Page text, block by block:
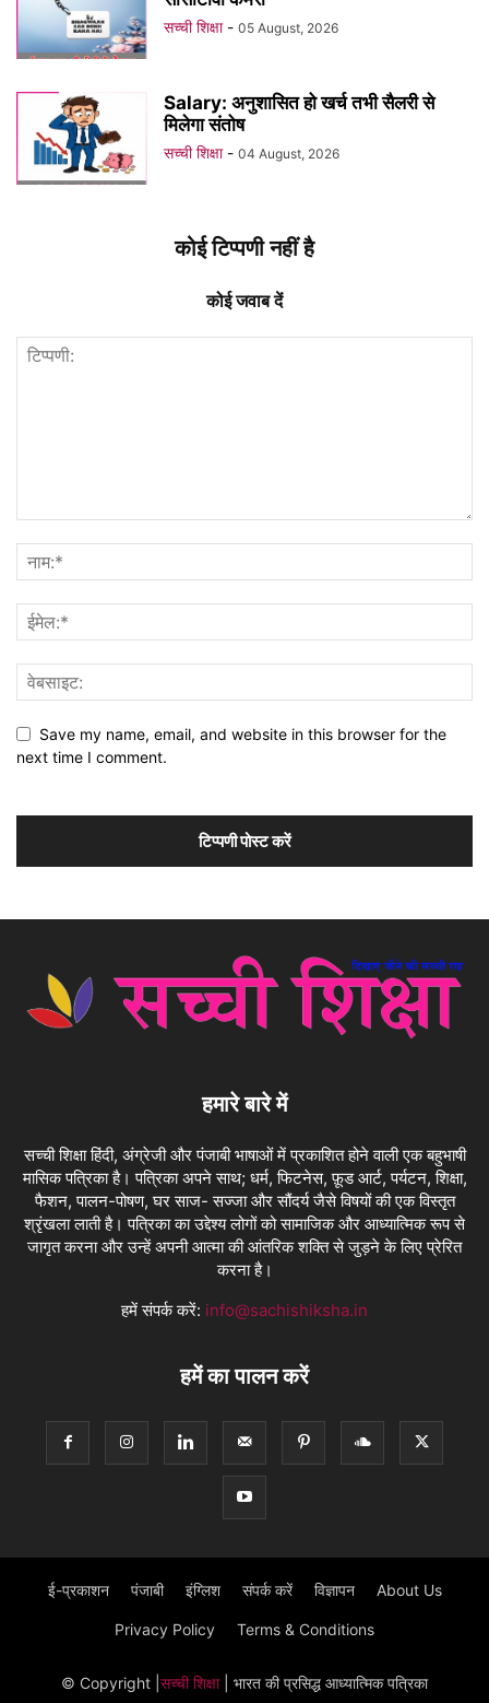
सच्ची शिक्षा - 05 August, 2026
Salary: अनुशासित हो खर्च तभी सैलरी से
मिलेगा संतोष
सच्ची शिक्षा - 04 August, 2026
कोई टिप्पणी नहीं है
कोई जवाब दें
Save my name, email, and website in this browser for the
next time I comment.
हमारे बारे में
सच्ची शिक्षा हिंदी, अंग्रेजी और पंजाबी भाषाओं में प्रकाशित होने वाली एक बहुभाषी
मासिक पत्रिका है। पत्रिका अपने साथ; धर्म, फिटनेस, फ़ूड आर्ट, पर्यटन, शिक्षा,
फैशन, पालन-पोषण, घर साज- सज्जा और सौंदर्य जैसे विषयों की एक विस्तृत
श्रृंखला लाती है। पत्रिका का उद्देश्य लोगों को सामाजिक और आध्यात्मिक रूप से
जागृत करना और उन्हें अपनी आत्मा की आंतरिक शक्ति से जुड़ने के लिए प्रेरित
करना है।
हमें संपर्क करें: info@sachishiksha.in
हमें का पालन करें
ई-प्रकाशन पंजाबी इंग्लिश संपर्क करें विज्ञापन About Us
Privacy Policy Terms & Conditions
© Copyright सच्ची शिक्षा| भारत की प्रसिद्ध आध्यात्मिक पत्रिका